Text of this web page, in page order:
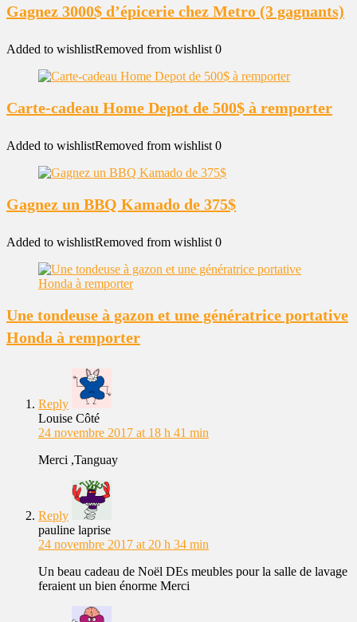
Gagnez 3000$ d’épicerie chez Metro (3 gagnants)
Added to wishlistRemoved from wishlist 0
Carte-cadeau Home Depot de 500$ à remporter
Added to wishlistRemoved from wishlist 0
Gagnez un BBQ Kamado de 375$
Added to wishlistRemoved from wishlist 0
Une tondeuse à gazon et une génératrice portative
Honda à remporter
Reply
Louise Côté
24 novembre 2017 at 18 h 41 min
Merci ,Tanguay
Reply
pauline laprise
24 novembre 2017 at 20 h 34 min
Un beau cadeau de Noël DEs meubles pour la salle de lavage
feraient un bien énorme Merci